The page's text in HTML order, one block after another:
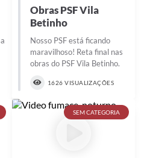
Obras PSF Vila
Betinho
Nosso PSF está ficando
maravilhoso! Reta final nas
obras do PSF Vila Betinho.
1626 VISUALIZAÇÕES
SEM CATEGORIA